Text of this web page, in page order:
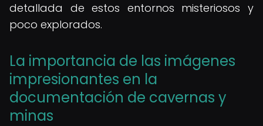
detallada de estos entornos misteriosos y
poco explorados.
La importancia de las imágenes
impresionantes en la
documentación de cavernas y
minas